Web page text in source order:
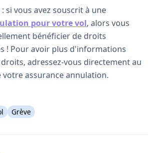
: si vous avez souscrit à une
pour votre vol, alors vous
bénéficier de droits
! Pour avoir plus d'informations
adressez-vous directement au
votre assurance annulation.
Grève